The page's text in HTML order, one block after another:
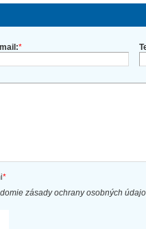
*
*
zásady ochrany osobných